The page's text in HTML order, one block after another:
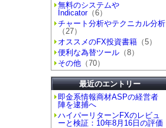
無料のシステムや
Indicator（6）
チャート分析やテクニカル分析
（27）
オススメのFX投資書籍 （5）
便利な為替ツール （8）
その他 （70）
最近のエントリー
即金系情報商材ASPの経営者
陣を逮捕へ
ハイパーリターンFXのレビュ
ーと検証：10年8月16日の評価